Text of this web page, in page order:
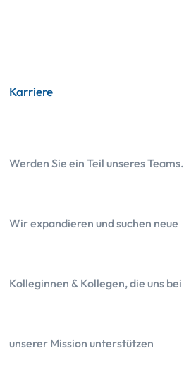
Karriere
Werden Sie ein Teil unseres Teams.
Wir expandieren und suchen neue
Kolleginnen & Kollegen, die uns bei
unserer Mission unterstützen